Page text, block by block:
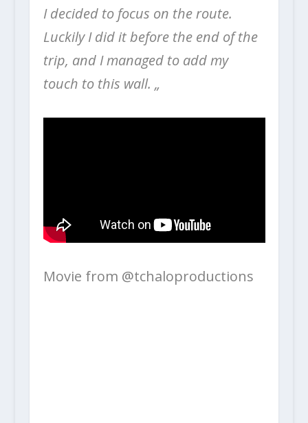
I decided to focus on the route.
Luckily I did it before the end of the
trip, and I managed to add my
touch to this wall. „
Movie from @tchaloproductions